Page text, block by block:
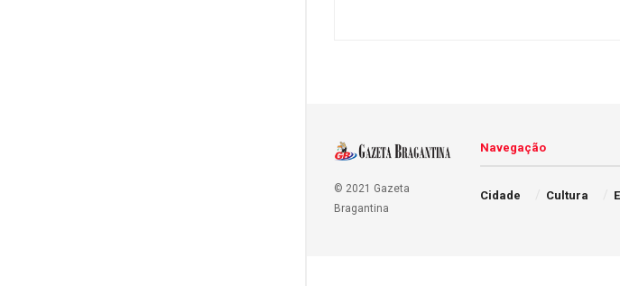
© 2021 Gazeta
Bragantina
Navegação
Cidade Cultura